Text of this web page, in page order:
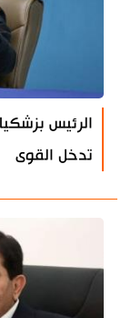
الرئيس
تدخل القوى